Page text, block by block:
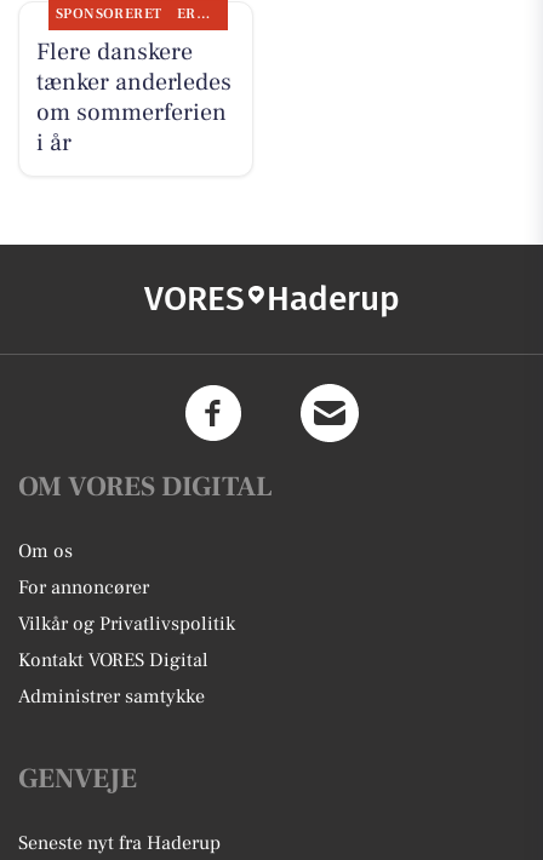
SPONSORERET ERHVERV
Flere danskere
tænker anderledes
om sommerferien
i år
VORES Haderup
OM VORES DIGITAL
Om os
For annoncører
Vilkår og Privatlivspolitik
Kontakt VORES Digital
Administrer samtykke
GENVEJE
Seneste nyt fra Haderup